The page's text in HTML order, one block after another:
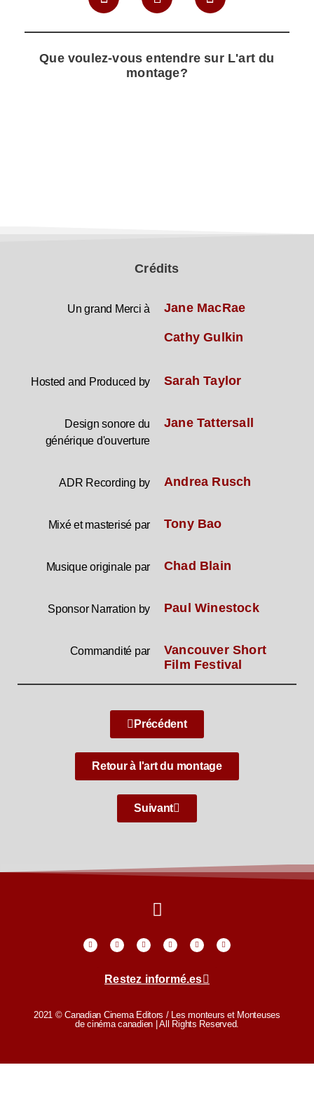
Que voulez-vous entendre sur L'art du
montage?
Crédits
Un grand Merci à Jane MacRae
Cathy Gulkin
Hosted and Produced by Sarah Taylor
Design sonore du
générique d'ouverture
Jane Tattersall
ADR Recording by Andrea Rusch
Mixé et masterisé par Tony Bao
Musique originale par Chad Blain
Sponsor Narration by Paul Winestock
Commandité par
Vancouver Short
Film Festival
Précédent
Retour à l'art du montage
Suivant
Restez informé.es
2021 © Canadian Cinema Editors / Les monteurs et Monteuses
de cinéma canadien | All Rights Reserved.